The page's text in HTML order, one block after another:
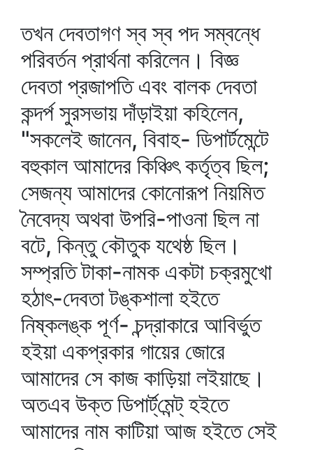
তখন দেবতাগণ স্ব স্ব পদ সম্বন্ধে
পরিবর্তন প্রার্থনা করিলেন। বিজ্ঞ
দেবতা প্রজাপতি এবং বালক দেবতা
কন্দর্প সুরসভায় দাঁড়াইয়া কহিলেন,
"সকলেই জানেন, বিবাহ- ডিপার্টমেন্টে
বহুকাল আমাদের কিঞ্চিৎ কর্তৃত্ব ছিল;
সেজন্য আমাদের কোনোরূপ নিয়মিত
নৈবেদ্য অথবা উপরি-পাওনা ছিল না
বটে, কিন্তু কৌতুক যথেষ্ঠ ছিল।
সম্প্রতি টাকা-নামক একটা চক্রমুখো
হঠাৎ-দেবতা টঙ্কশালা হইতে
নিষ্কলঙ্ক পূর্ণ- চন্দ্রাকারে আবির্ভুত
হইয়া একপ্রকার গায়ের জোরে
আমাদের সে কাজ কাড়িয়া লইয়াছে।
অতএব উক্ত ডিপার্ট্‌মেন্ট্‌ হইতে
আমাদের নাম কাটিয়া আজ হইতে সেই